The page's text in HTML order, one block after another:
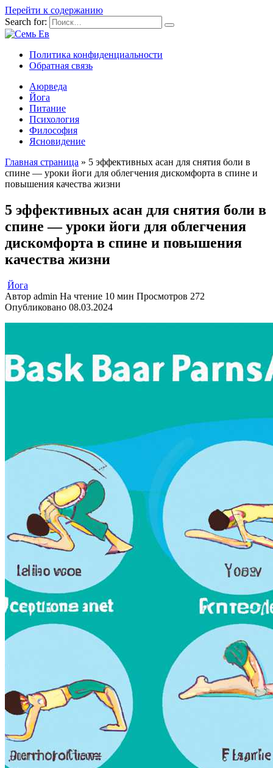
Перейти к содержанию
Search for:
Политика конфиденциальности
Обратная связь
Аюрведа
Йога
Питание
Психология
Философия
Ясновидение
Главная страница » 5 эффективных асан для снятия боли в
спине — уроки йоги для облегчения дискомфорта в спине и
повышения качества жизни
5 эффективных асан для снятия боли в
спине — уроки йоги для облегчения
дискомфорта в спине и повышения
качества жизни
Йога
Автор admin На чтение 10 мин Просмотров 272
Опубликовано 08.03.2024